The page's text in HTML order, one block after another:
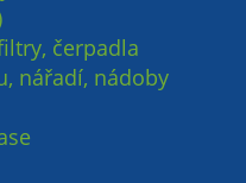
čerpadla
nářadí, nádoby